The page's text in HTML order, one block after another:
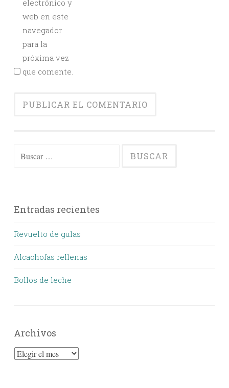
electrónico y
web en este
navegador
para la
próxima vez
que comente.
Entradas recientes
Revuelto de gulas
Alcachofas rellenas
Bollos de leche
Archivos
Archivos